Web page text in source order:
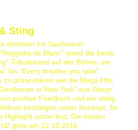
Sting
strömten ins Saulheimer
de Blanc" stand die beste
Tributeband auf der Bühne, um
bis "Every breathe you take"
zu präsentieren wie die Mega-Hits
in New York" aus Stings
positive Feedback und ein stetig
bestätigen unser Konzept. So
Highlight schon fest: Die besten
gibts am 22.10.2016.